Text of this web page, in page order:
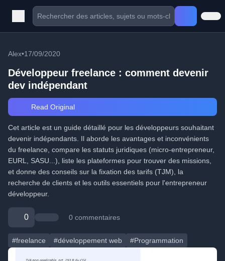
Alex•17/09/2020
Développeur freelance : comment devenir
dev indépendant
Read Original
Cet article est un guide détaillé pour les développeurs souhaitant
devenir indépendants. Il aborde les avantages et inconvénients
du freelance, compare les statuts juridiques (micro-entrepreneur,
EURL, SASU...), liste les plateformes pour trouver des missions,
et donne des conseils sur la fixation des tarifs (TJM), la
recherche de clients et les outils essentiels pour l'entrepreneur
développeur.
0 0 commentaires
#freelance #développement web #Programmation